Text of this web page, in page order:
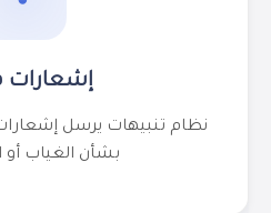
إشعارات
نظام تنبيهات يرسل إشعارات
بشأن الغياب أو